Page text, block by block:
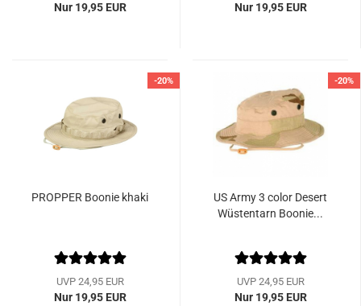
Nur 19,95 EUR Nur 19,95 EUR
-20%
PROPPER Boonie khaki
UVP 24,95 EUR
Nur 19,95 EUR
-20%
US Army 3 color Desert
Wüstentarn Boonie...
UVP 24,95 EUR
Nur 19,95 EUR